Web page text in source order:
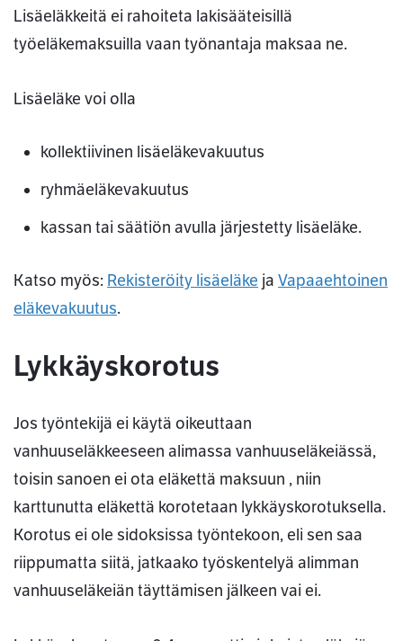
Lisäeläkkeitä ei rahoiteta lakisääteisillä
työeläkemaksuilla vaan työnantaja maksaa ne.
Lisäeläke voi olla
kollektiivinen lisäeläkevakuutus
ryhmäeläkevakuutus
kassan tai säätiön avulla järjestetty lisäeläke.
Katso myös: Rekisteröity lisäeläke ja Vapaaehtoinen
eläkevakuutus.
Lykkäyskorotus
Jos työntekijä ei käytä oikeuttaan
vanhuuseläkkeeseen alimassa vanhuuseläkeiässä,
toisin sanoen ei ota eläkettä maksuun , niin
karttunutta eläkettä korotetaan lykkäyskorotuksella.
Korotus ei ole sidoksissa työntekoon, eli sen saa
riippumatta siitä, jatkaako työskentelyä alimman
vanhuuseläkeiän täyttämisen jälkeen vai ei.